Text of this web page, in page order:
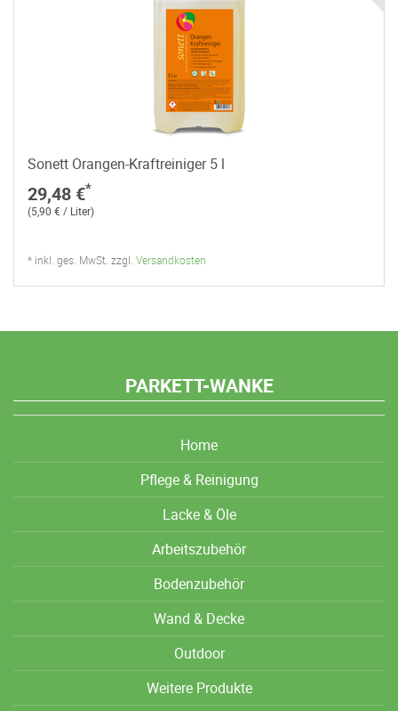
Sonett Orangen-Kraftreiniger 5 l
29,48 €*
(5,90 € / Liter)
* inkl. ges. MwSt. zzgl. Versandkosten
PARKETT-WANKE
Home
Pflege & Reinigung
Lacke & Öle
Arbeitszubehör
Bodenzubehör
Wand & Decke
Outdoor
Weitere Produkte